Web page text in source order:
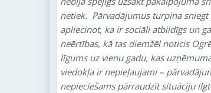
netiek. Pārvadājumus turpina sniegt
apliecinot, ka ir sociāli atbildīgs un
neērtības, kā tas diemžēl noticis
līgums uz vienu gadu, kas
viedokļa ir nepieļaujami –
nepieciešams pārraudzīt situāciju